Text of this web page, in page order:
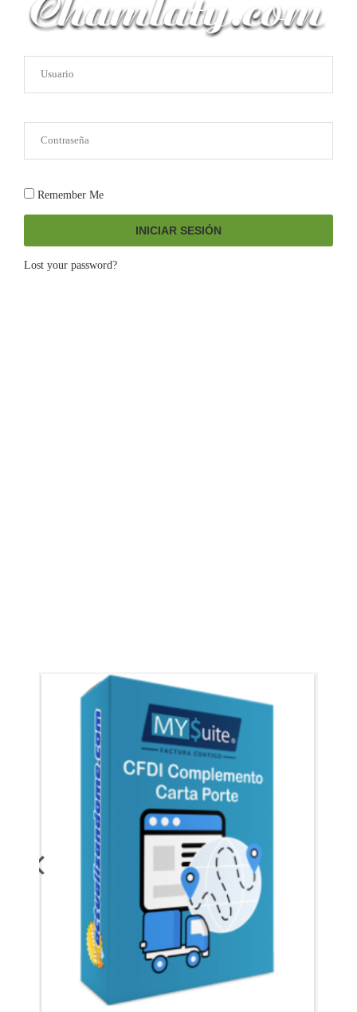
Remember Me
INICIAR SESIÓN
Lost your password?